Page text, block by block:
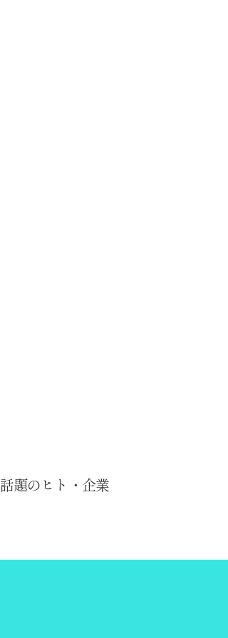
話題のヒト・企業